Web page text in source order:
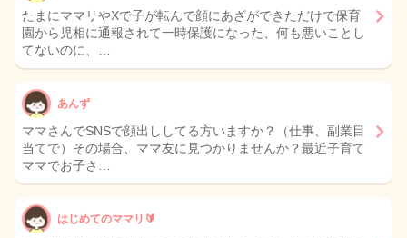
たまにママリやXで子が転んで顔にあざができただけで保育
園から児相に通報されて一時保護になった、何も悪いことし
てないのに、…
あんず
ママさんでSNSで顔出ししてる方いますか？（仕事、副業目
当てで）その場合、ママ友に見つかりませんか？最近子育て
ママでお子さ…
はじめてのママリ🔰